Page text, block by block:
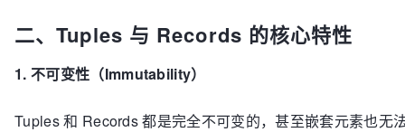
二、Tuples 与 Records 的核心特性
1. 不可变性（Immutability）
Tuples 和 Records 都是完全不可变的，甚至嵌套元素也无